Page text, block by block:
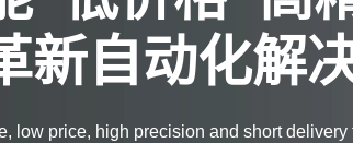
新自动化解
low price, high precision and short